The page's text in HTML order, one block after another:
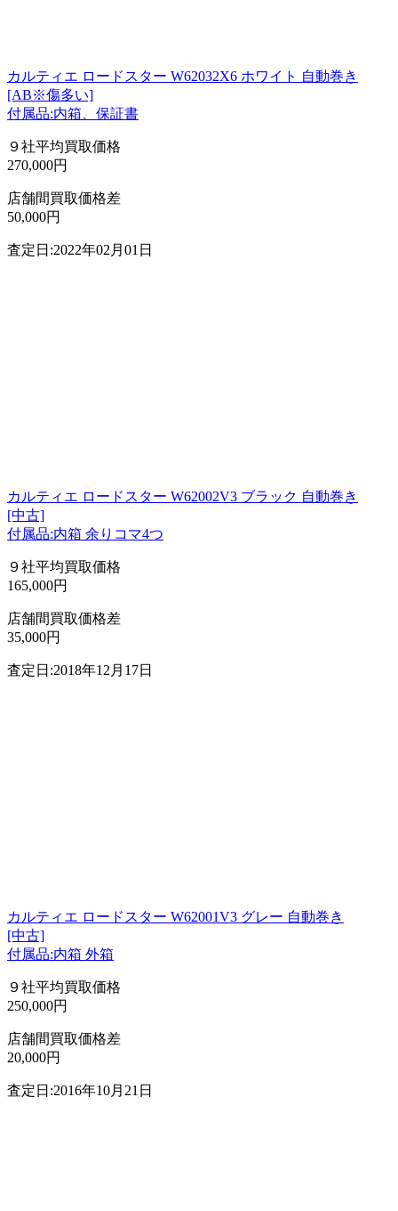
カルティエ ロードスター W62032X6 ホワイト 自動巻き
[AB※傷多い]
付属品:内箱、保証書
９社平均買取価格
270,000円
店舗間買取価格差
50,000円
査定日:2022年02月01日
カルティエ ロードスター W62002V3 ブラック 自動巻き
[中古]
付属品:内箱 余りコマ4つ
９社平均買取価格
165,000円
店舗間買取価格差
35,000円
査定日:2018年12月17日
カルティエ ロードスター W62001V3 グレー 自動巻き
[中古]
付属品:内箱 外箱
９社平均買取価格
250,000円
店舗間買取価格差
20,000円
査定日:2016年10月21日